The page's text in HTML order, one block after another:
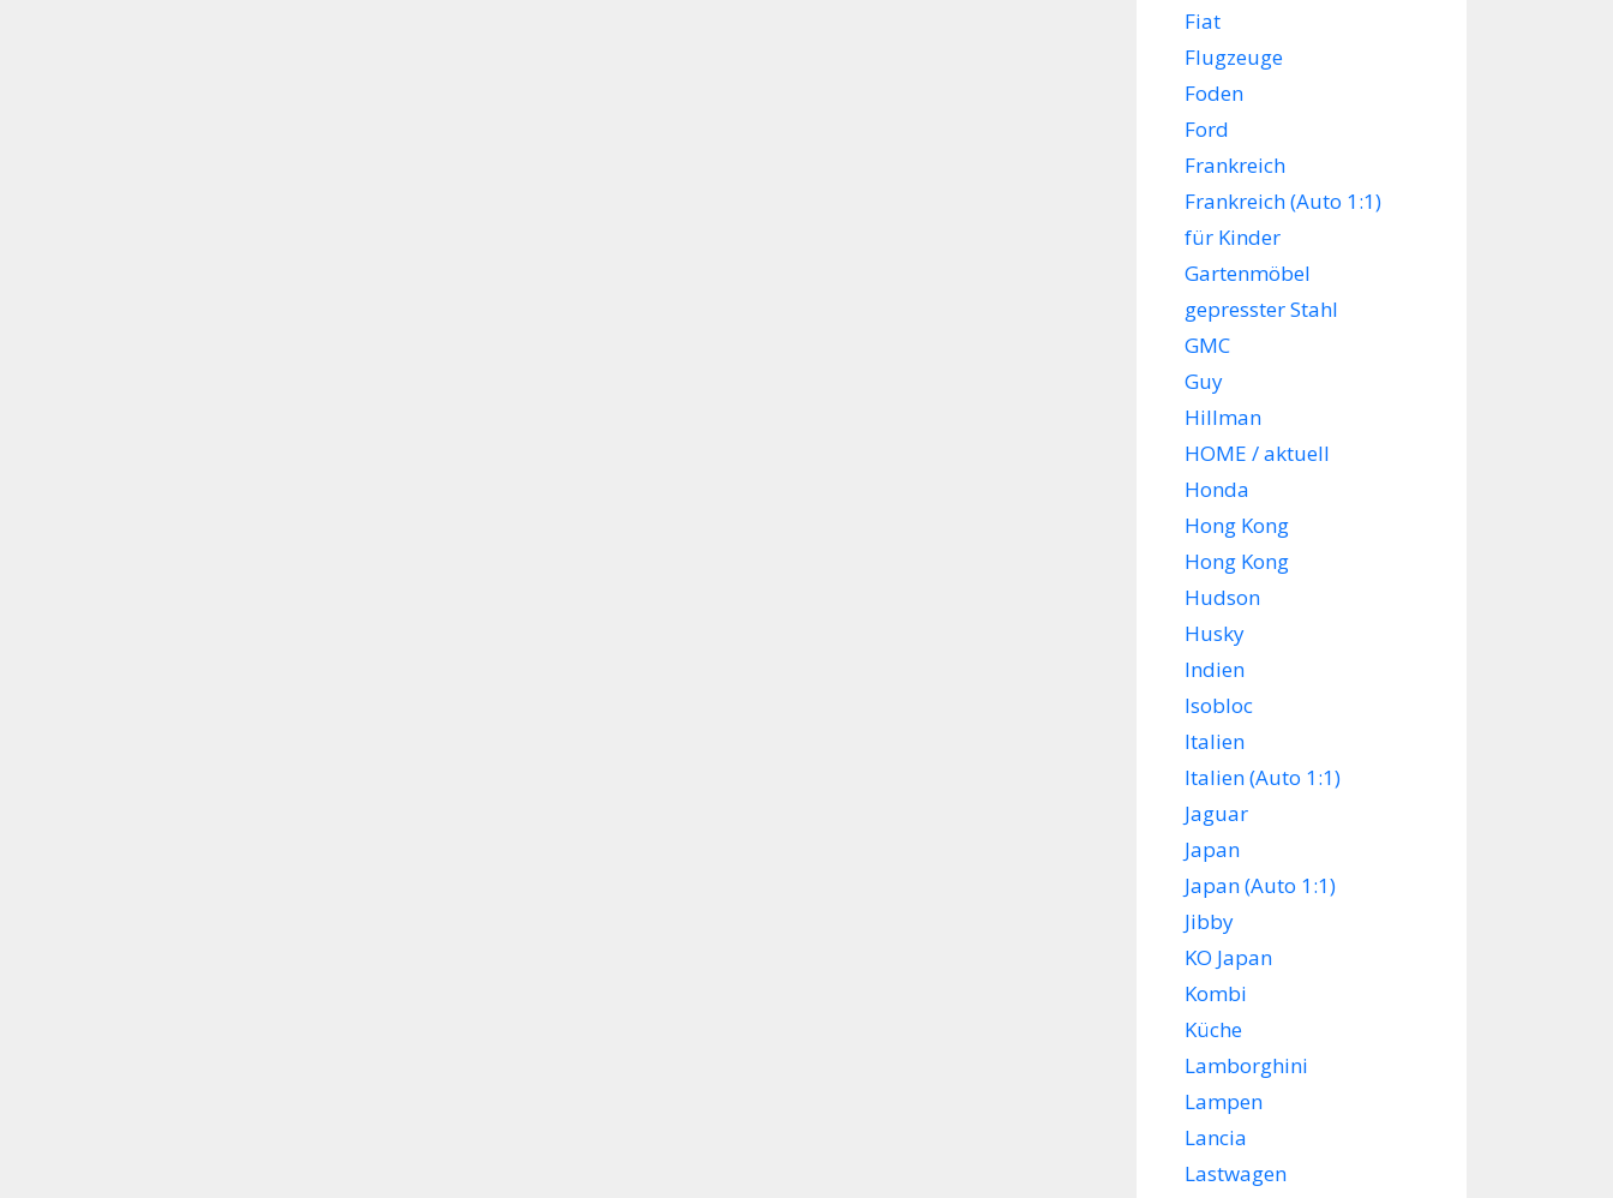
Fiat
Flugzeuge
Foden
Ford
Frankreich
Frankreich (Auto 1:1)
für Kinder
Gartenmöbel
gepresster Stahl
GMC
Guy
Hillman
HOME / aktuell
Honda
Hong Kong
Hong Kong
Hudson
Husky
Indien
Isobloc
Italien
Italien (Auto 1:1)
Jaguar
Japan
Japan (Auto 1:1)
Jibby
KO Japan
Kombi
Küche
Lamborghini
Lampen
Lancia
Lastwagen